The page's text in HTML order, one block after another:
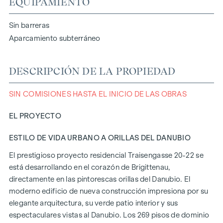
Sin barreras
Aparcamiento subterráneo
DESCRIPCIÓN DE LA PROPIEDAD
SIN COMISIONES HASTA EL INICIO DE LAS OBRAS
EL PROYECTO
ESTILO DE VIDA URBANO A ORILLAS DEL DANUBIO
El prestigioso proyecto residencial Traisengasse 20-22 se
está desarrollando en el corazón de Brigittenau,
directamente en las pintorescas orillas del Danubio. El
moderno edificio de nueva construcción impresiona por su
elegante arquitectura, su verde patio interior y sus
espectaculares vistas al Danubio. Los 269 pisos de dominio